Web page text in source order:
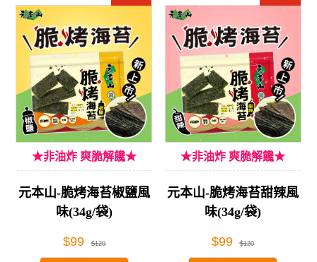
★非油炸 爽脆解饞★
元本山-脆烤海苔椒鹽風
味(34g/袋)
$99 $120
★非油炸 爽脆解饞★
元本山-脆烤海苔甜辣風
味(34g/袋)
$99 $120